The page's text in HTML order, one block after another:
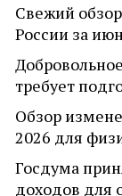
Свежий
России за
требует
Обзор
2026 для
Госдума
доходов для